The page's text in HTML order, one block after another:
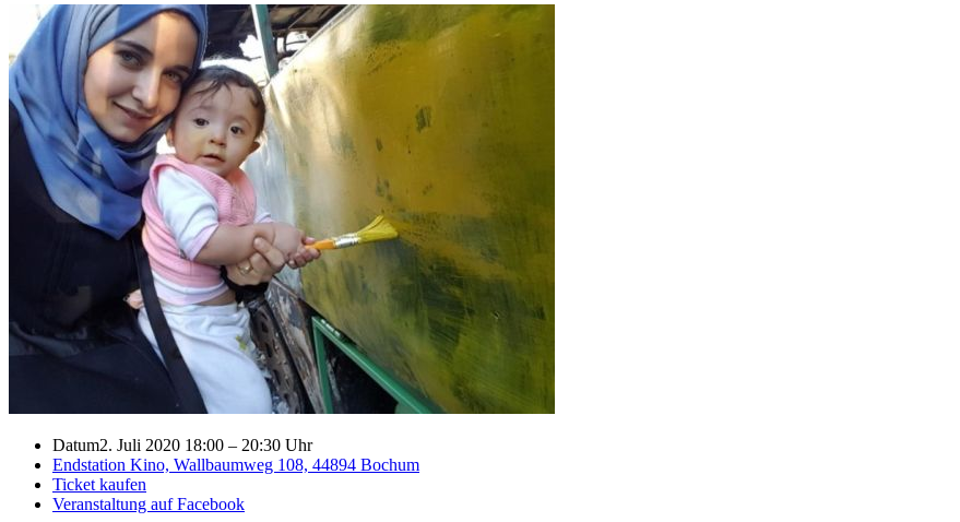
Datum2. Juli 2020 18:00 – 20:30 Uhr
Endstation Kino, Wallbaumweg 108, 44894 Bochum
Ticket kaufen
Veranstaltung auf Facebook